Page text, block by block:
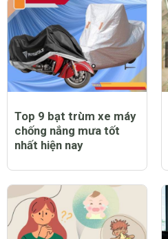
Top 9 bạt trùm xe máy
chống nắng mưa tốt
nhất hiện nay